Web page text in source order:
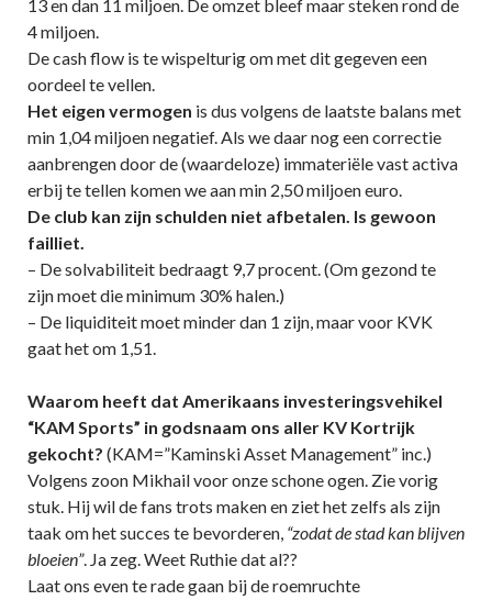
13 en dan 11 miljoen. De omzet bleef maar steken rond de
4 miljoen.
De cash flow is te wispelturig om met dit gegeven een
oordeel te vellen.
Het eigen vermogen is dus volgens de laatste balans met
min 1,04 miljoen negatief. Als we daar nog een correctie
aanbrengen door de (waardeloze) immateriële vast activa
erbij te tellen komen we aan min 2,50 miljoen euro.
De club kan zijn schulden niet afbetalen. Is gewoon
failliet.
– De solvabiliteit bedraagt 9,7 procent. (Om gezond te
zijn moet die minimum 30% halen.)
– De liquiditeit moet minder dan 1 zijn, maar voor KVK
gaat het om 1,51.
Waarom heeft dat Amerikaans investeringsvehikel
“KAM Sports” in godsnaam ons aller KV Kortrijk
gekocht? (KAM=”Kaminski Asset Management” inc.)
Volgens zoon Mikhail voor onze schone ogen. Zie vorig
stuk. Hij wil de fans trots maken en ziet het zelfs als zijn
taak om het succes te bevorderen, “zodat de stad kan blijven
bloeien”. Ja zeg. Weet Ruthie dat al??
Laat ons even te rade gaan bij de roemruchte